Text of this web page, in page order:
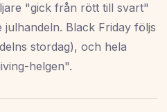
"gick från rött till svart"
Black Friday följs
stordag), och hela
helgen".